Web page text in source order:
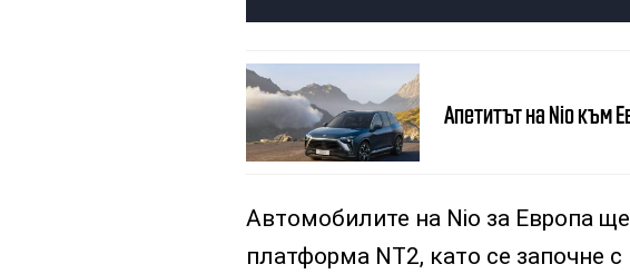
Апетитът на Nio към
Автомобилите на Nio за Европа
платформа NT2, като се започне